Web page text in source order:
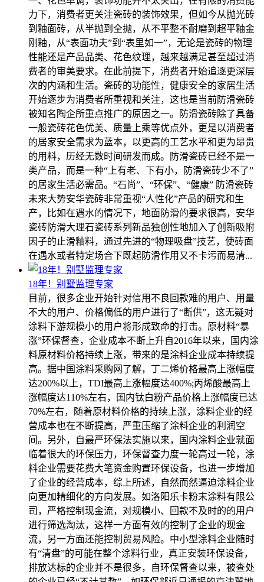
力下，消费者更关注瓷砖的装饰效果，但如今从抛光砖
到釉面砖，从半抛到全抛，从不平整不耐磨到超平釉金
刚釉，从“表面功夫”到“表里如一”，无论是瓷砖的物理
性能还是产品品类、花色纹理，越来越满足甚至超过消
费者的审美要求。在此前提下，消费者开始追逐更深层
次的内涵和生活。瓷砖的功能性，健康安全的家居生活
开始逐步为消费者所重视和关注，这也是当前防滑瓷砖
被知名陶企所重点推广的原因之一。防滑瓷砖除了具备
一般瓷砖花色优美、质量上乘等优点外，更是以消费者
的居家安全需求为蓝本，以更高的工艺水平和更为昂贵
的用料，历经无数时间研发而成。防滑瓷砖已经不是一
类产品，而是一种“上有老、下有小，防滑瓷砖少不了”
的居家生活必需品。“石尚”、“环保”、“健康” 防滑瓷砖
未来大势安华瓷砖非常重视“人性化”产品的研究和生
产，比如在遇水的情况下，地面防滑的要求很高，安华
瓷砖防滑大理石瓷砖系列新品独创性地加入了创新吸附
因子的止滑釉料，通过先进的“物理吸盘”技艺，使砖面
在遇水或者特定场合下既起防滑作用又不卡污而易清...
18年！别墅监理专家
目前，很多企业开始针对信用不良回款难的用户、用量
不大的用户、价格偏低的用户进行了“断供”，这无疑对
涂料下游规模小的用户将形成致命的打击。原材料“暴
涨”环保督查，企业成本不断上升自2016年以来，国内涂
料原材料价格持续上涨，带来的是涂料企业成本持续提
高。据中国涂料采购网了解，丁二烯价格最高上涨幅度
达200%以上，TDI最高上涨幅度达400%;丙烯酸最高上
涨幅度达110%左右，国内钛白粉产品价格上涨幅度已达
70%左右，随着原材料价格的持续上涨，涂料企业的经
营成本也在不断提高，严重压缩了涂料企业的利润空
间。另外，自最严环保法实施以来，国内涂料企业就面
临着很大的环保压力，环保督查力度一轮高过一轮，涂
料企业需要花费大笔资金购置环保设备，也进一步增加
了企业的经营成本，综上所述，自然而然逼迫涂料企业
向更加精细化的方向发展。如洛阳乐卡粉末涂料有限公
司，严格控制现金流，对规模小、回款不及时的的用户
进行筛选淘汰，这样一方面有效的控制了企业的现金
流，另一方面还能控制贸易风险。中小型涂料企业随时
有“清盘”的可能在整个涂料行业，真正安装环保设备，
排放达标的企业并不是很多，自环保督查以来，被查处